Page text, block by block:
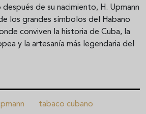
de su nacimiento, H. Upmann
los grandes símbolos del Habano
conviven la historia de Cuba, la
y la artesanía más legendaria del
tabaco cubano